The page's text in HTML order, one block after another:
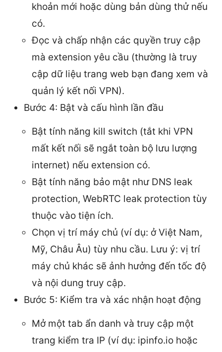
khoản mới hoặc dùng bản dùng thử nếu
có.
Đọc và chấp nhận các quyền truy cập
mà extension yêu cầu (thường là truy
cập dữ liệu trang web bạn đang xem và
quản lý kết nối VPN).
Bước 4: Bật và cấu hình lần đầu
Bật tính năng kill switch (tắt khi VPN
mất kết nối sẽ ngắt toàn bộ lưu lượng
internet) nếu extension có.
Bật tính năng bảo mật như DNS leak
protection, WebRTC leak protection tùy
thuộc vào tiện ích.
Chọn vị trí máy chủ (ví dụ: ở Việt Nam,
Mỹ, Châu Âu) tùy nhu cầu. Lưu ý: vị trí
máy chủ khác sẽ ảnh hưởng đến tốc độ
và nội dung truy cập.
Bước 5: Kiểm tra và xác nhận hoạt động
Mở một tab ẩn danh và truy cập một
trang kiểm tra IP (ví dụ: ipinfo.io hoặc